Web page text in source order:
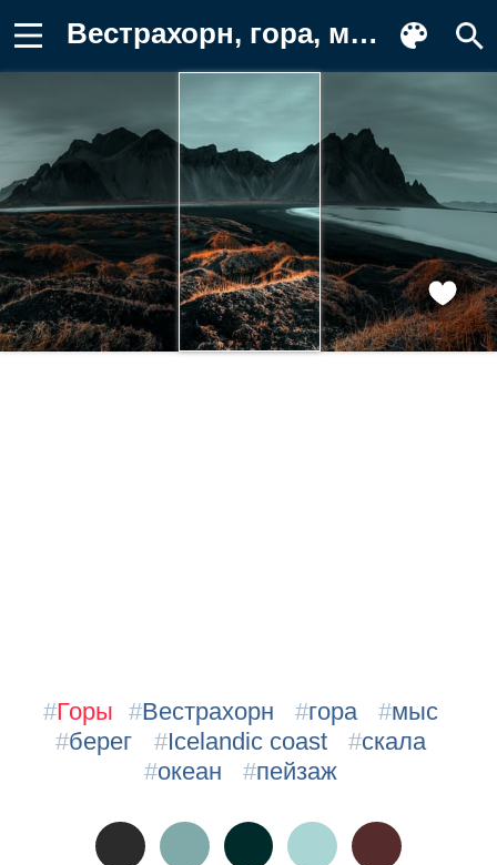
Вестрахорн, гора, мыс, берег, Icelandic Фотография
#Горы #Вестрахорн #гора #мыс
#берег #Icelandic coast #скала
#океан #пейзаж